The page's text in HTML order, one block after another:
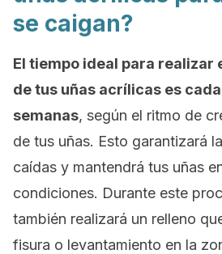
se caigan?
El tiempo ideal para realizar
de tus uñas acrílicas es
semanas, según el ritmo de
de tus uñas. Esto garantizará
caídas y mantendrá tus uñas
condiciones. Durante este
también realizará un relleno
fisura o levantamiento en la